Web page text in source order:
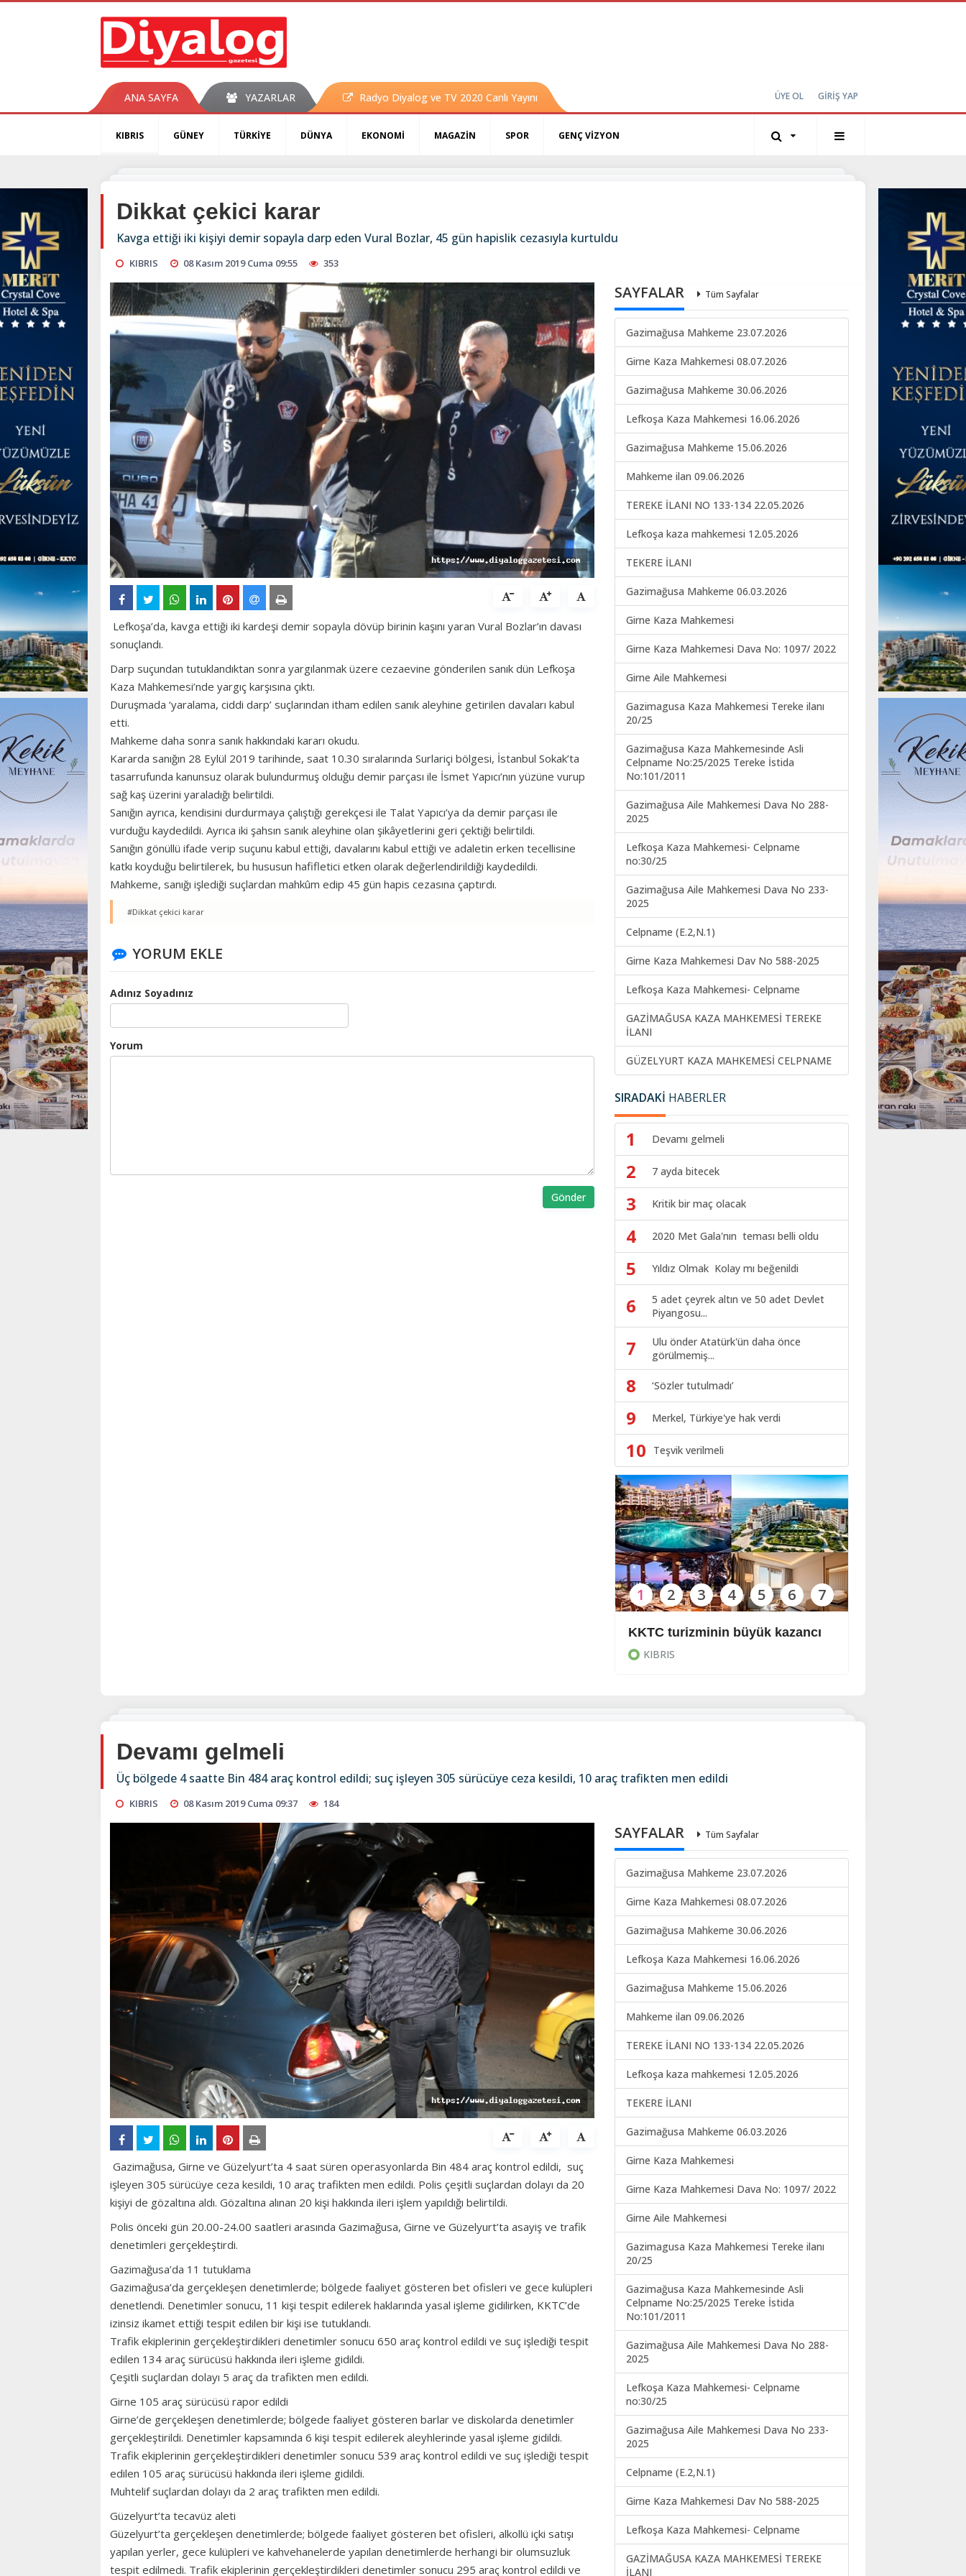
ANA SAYFA YAZARLAR Radyo Diyalog ve TV 2020 Canlı Yayını ÜYE OL GİRİŞ YAP
KIBRIS GÜNEY TÜRKİYE DÜNYA EKONOMİ MAGAZİN SPOR GENÇ VİZYON
Dikkat çekici karar
Kavga ettiği iki kişiyi demir sopayla darp eden Vural Bozlar, 45 gün hapislik cezasıyla kurtuldu
KIBRIS 08 Kasım 2019 Cuma 09:55 353
Lefkoşa’da, kavga ettiği iki kardeşi demir sopayla dövüp birinin kaşını yaran Vural Bozlar’ın davası
sonuçlandı.
Darp suçundan tutuklandıktan sonra yargılanmak üzere cezaevine gönderilen sanık dün Lefkoşa
Kaza Mahkemesi’nde yargıç karşısına çıktı.
Duruşmada ‘yaralama, ciddi darp’ suçlarından itham edilen sanık aleyhine getirilen davaları kabul
etti.
Mahkeme daha sonra sanık hakkındaki kararı okudu.
Kararda sanığın 28 Eylül 2019 tarihinde, saat 10.30 sıralarında Surlariçi bölgesi, İstanbul Sokak’ta
tasarrufunda kanunsuz olarak bulundurmuş olduğu demir parçası ile İsmet Yapıcı’nın yüzüne vurup
sağ kaş üzerini yaraladığı belirtildi.
Sanığın ayrıca, kendisini durdurmaya çalıştığı gerekçesi ile Talat Yapıcı’ya da demir parçası ile
vurduğu kaydedildi. Ayrıca iki şahsın sanık aleyhine olan şikâyetlerini geri çektiği belirtildi.
Sanığın gönüllü ifade verip suçunu kabul ettiği, davalarını kabul ettiği ve adaletin erken tecellisine
katkı koyduğu belirtilerek, bu hususun hafifletici etken olarak değerlendirildiği kaydedildi.
Mahkeme, sanığı işlediği suçlardan mahkûm edip 45 gün hapis cezasına çaptırdı.
#Dikkat çekici karar
YORUM EKLE
Adınız Soyadınız
Yorum
Gönder
SAYFALAR Tüm Sayfalar
Gazimağusa Mahkeme 23.07.2026
Girne Kaza Mahkemesi 08.07.2026
Gazimağusa Mahkeme 30.06.2026
Lefkoşa Kaza Mahkemesi 16.06.2026
Gazimağusa Mahkeme 15.06.2026
Mahkeme ilan 09.06.2026
TEREKE İLANI NO 133-134 22.05.2026
Lefkoşa kaza mahkemesi 12.05.2026
TEKERE İLANI
Gazimağusa Mahkeme 06.03.2026
Girne Kaza Mahkemesi
Girne Kaza Mahkemesi Dava No: 1097/ 2022
Girne Aile Mahkemesi
Gazimagusa Kaza Mahkemesi Tereke ilanı
20/25
Gazimağusa Kaza Mahkemesinde Asli
Celpname No:25/2025 Tereke İstida
No:101/2011
Gazimağusa Aile Mahkemesi Dava No 288-
2025
Lefkoşa Kaza Mahkemesi- Celpname
no:30/25
Gazimağusa Aile Mahkemesi Dava No 233-
2025
Celpname (E.2,N.1)
Girne Kaza Mahkemesi Dav No 588-2025
Lefkoşa Kaza Mahkemesi- Celpname
GAZİMAĞUSA KAZA MAHKEMESİ TEREKE
İLANI
GÜZELYURT KAZA MAHKEMESİ CELPNAME
SIRADAKİ HABERLER
1 Devamı gelmeli
2 7 ayda bitecek
3 Kritik bir maç olacak
4 2020 Met Gala'nın teması belli oldu
5 Yıldız Olmak Kolay mı beğenildi
6
5 adet çeyrek altın ve 50 adet Devlet
Piyangosu...
7
Ulu önder Atatürk'ün daha önce
görülmemiş...
8 ‘Sözler tutulmadı’
9 Merkel, Türkiye'ye hak verdi
10 Teşvik verilmeli
KKTC turizminin büyük kazancı
KIBRIS
1 2 3 4 5 6 7
Devamı gelmeli
Üç bölgede 4 saatte Bin 484 araç kontrol edildi; suç işleyen 305 sürücüye ceza kesildi, 10 araç trafikten men edildi
KIBRIS 08 Kasım 2019 Cuma 09:37 184
Gazimağusa, Girne ve Güzelyurt’ta 4 saat süren operasyonlarda Bin 484 araç kontrol edildi, suç
işleyen 305 sürücüye ceza kesildi, 10 araç trafikten men edildi. Polis çeşitli suçlardan dolayı da 20
kişiyi de gözaltına aldı. Gözaltına alınan 20 kişi hakkında ileri işlem yapıldığı belirtildi.
Polis önceki gün 20.00-24.00 saatleri arasında Gazimağusa, Girne ve Güzelyurt’ta asayiş ve trafik
denetimleri gerçekleştirdi.
Gazimağusa’da 11 tutuklama
Gazimağusa’da gerçekleşen denetimlerde; bölgede faaliyet gösteren bet ofisleri ve gece kulüpleri
denetlendi. Denetimler sonucu, 11 kişi tespit edilerek haklarında yasal işleme gidilirken, KKTC’de
izinsiz ikamet ettiği tespit edilen bir kişi ise tutuklandı.
Trafik ekiplerinin gerçekleştirdikleri denetimler sonucu 650 araç kontrol edildi ve suç işlediği tespit
edilen 134 araç sürücüsü hakkında ileri işleme gidildi.
Çeşitli suçlardan dolayı 5 araç da trafikten men edildi.
Girne 105 araç sürücüsü rapor edildi
Girne’de gerçekleşen denetimlerde; bölgede faaliyet gösteren barlar ve diskolarda denetimler
gerçekleştirildi. Denetimler kapsamında 6 kişi tespit edilerek aleyhlerinde yasal işleme gidildi.
Trafik ekiplerinin gerçekleştirdikleri denetimler sonucu 539 araç kontrol edildi ve suç işlediği tespit
edilen 105 araç sürücüsü hakkında ileri işleme gidildi.
Muhtelif suçlardan dolayı da 2 araç trafikten men edildi.
Güzelyurt’ta tecavüz aleti
Güzelyurt’ta gerçekleşen denetimlerde; bölgede faaliyet gösteren bet ofisleri, alkollü içki satışı
yapılan yerler, gece kulüpleri ve kahvehanelerde yapılan denetimlerde herhangi bir olumsuzluk
tespit edilmedi. Trafik ekiplerinin gerçekleştirdikleri denetimler sonucu 295 araç kontrol edildi ve
SAYFALAR Tüm Sayfalar
Gazimağusa Mahkeme 23.07.2026
Girne Kaza Mahkemesi 08.07.2026
Gazimağusa Mahkeme 30.06.2026
Lefkoşa Kaza Mahkemesi 16.06.2026
Gazimağusa Mahkeme 15.06.2026
Mahkeme ilan 09.06.2026
TEREKE İLANI NO 133-134 22.05.2026
Lefkoşa kaza mahkemesi 12.05.2026
TEKERE İLANI
Gazimağusa Mahkeme 06.03.2026
Girne Kaza Mahkemesi
Girne Kaza Mahkemesi Dava No: 1097/ 2022
Girne Aile Mahkemesi
Gazimagusa Kaza Mahkemesi Tereke ilanı
20/25
Gazimağusa Kaza Mahkemesinde Asli
Celpname No:25/2025 Tereke İstida
No:101/2011
Gazimağusa Aile Mahkemesi Dava No 288-
2025
Lefkoşa Kaza Mahkemesi- Celpname
no:30/25
Gazimağusa Aile Mahkemesi Dava No 233-
2025
Celpname (E.2,N.1)
Girne Kaza Mahkemesi Dav No 588-2025
Lefkoşa Kaza Mahkemesi- Celpname
GAZİMAĞUSA KAZA MAHKEMESİ TEREKE
İLANI